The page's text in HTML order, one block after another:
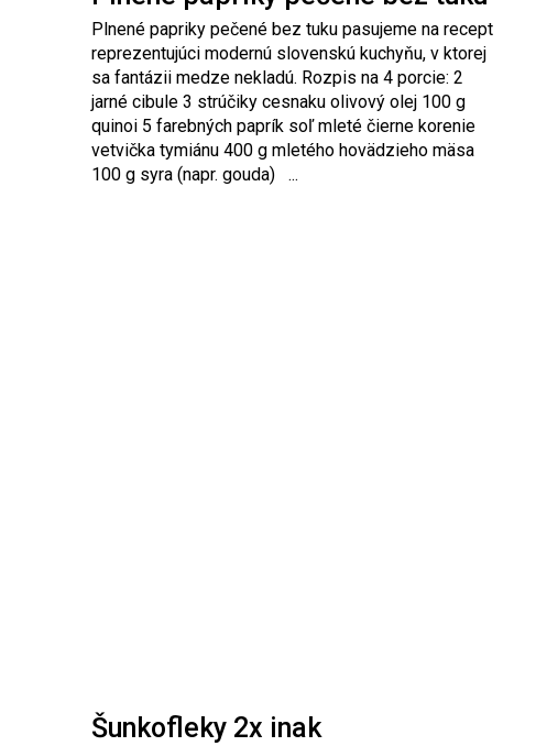
Plnené papriky pečené bez tuku pasujeme na recept
reprezentujúci modernú slovenskú kuchyňu, v ktorej
sa fantázii medze nekladú. Rozpis na 4 porcie: 2
jarné cibule 3 strúčiky cesnaku olivový olej 100 g
quinoi 5 farebných paprík soľ mleté čierne korenie
vetvička tymiánu 400 g mletého hovädzieho mäsa
100 g syra (napr. gouda) ...
Šunkofleky 2x inak